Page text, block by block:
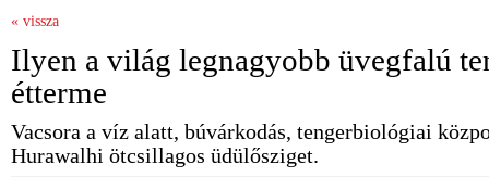
« vissza
Ilyen a világ legnagyobb üvegfalú
étterme
Vacsora a víz alatt, búvárkodás, tengerbiológiai
Hurawalhi ötcsillagos üdülősziget.